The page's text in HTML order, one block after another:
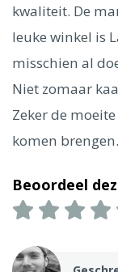
Madrid
Alles bekijken
kwaliteit. De
leuke winkel is
misschien al
Niet zomaar
Zeker de
komen brengen.
Beoordeel